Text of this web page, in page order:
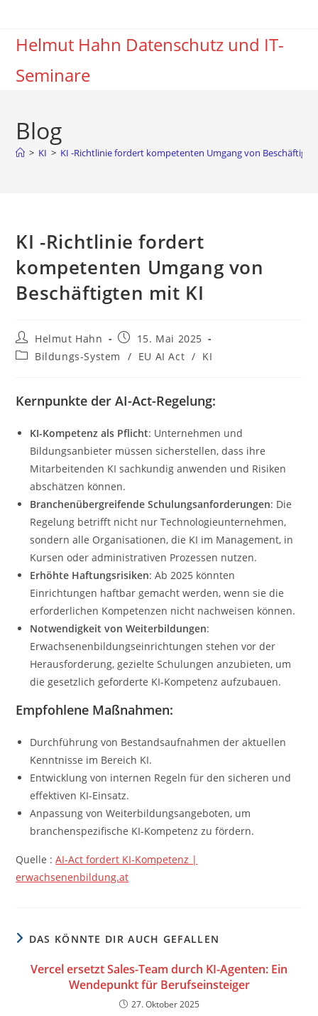
springenHelmut Hahn Datenschutz und IT-
Seminare
Blog
> KI > KI -Richtlinie fordert kompetenten Umgang von
KI -Richtlinie fordert
kompetenten Umgang von
Beschäftigten mit KI
Beitrags-
Autor:
Helmut Hahn
Beitrag
veröffentlicht:
15. Mai 2025
Beitrags-
Bildungs-System / EU AI Act / KI
Kernpunkte der AI-Act-Regelung:
KI-Kompetenz als Pflicht: Unternehmen und
Bildungsanbieter müssen sicherstellen, dass ihre
Mitarbeitenden KI sachkundig anwenden und Risiken
abschätzen können.
Branchenübergreifende Schulungsanforderungen: Die
Regelung betrifft nicht nur Technologieunternehmen,
sondern alle Organisationen, die KI im Management, in
Kursen oder administrativen Prozessen nutzen.
Erhöhte Haftungsrisiken: Ab 2025 könnten
Einrichtungen haftbar gemacht werden, wenn sie die
erforderlichen Kompetenzen nicht nachweisen können.
Notwendigkeit von Weiterbildungen:
Erwachsenenbildungseinrichtungen stehen vor der
Herausforderung, gezielte Schulungen anzubieten, um
die gesetzlich geforderte KI-Kompetenz aufzubauen.
Empfohlene Maßnahmen:
Durchführung von Bestandsaufnahmen der aktuellen
Kenntnisse im Bereich KI.
Entwicklung von internen Regeln für den sicheren und
effektiven KI-Einsatz.
Anpassung von Weiterbildungsangeboten, um
branchenspezifische KI-Kompetenz zu fördern.
Quelle :AI-Act fordert KI-Kompetenz |
erwachsenenbildung.at
DAS KÖNNTE DIR AUCH GEFALLEN
Vercel ersetzt Sales-Team durch KI-Agenten: Ein
Wendepunkt für Berufseinsteiger
27. Oktober 2025